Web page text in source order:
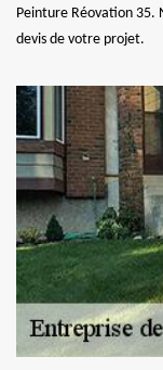
Peinture Réovation 35.
devis de votre projet.